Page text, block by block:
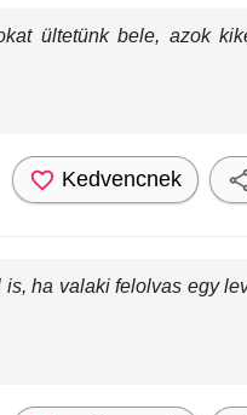
ültetünk bele, azok
Kedvencnek
ha valaki felolvas egy